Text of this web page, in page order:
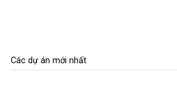
Các dự án mới nhất